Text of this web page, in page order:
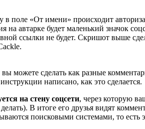
поле «От имени» происходит
на автарке будет маленький значок
ссылки не будет. Скришот выше
можете сделать как разные
написано, как это сделается.
на стену соцсети, через которую
В итоге его друзья видят
поисковыми системами, то есть